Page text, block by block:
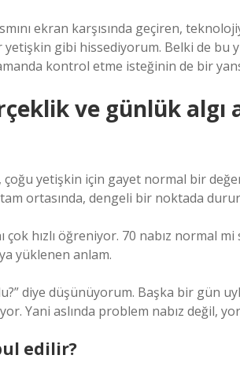
ekran karşısında geçiren,
gibi hissediyorum. Belki de bu
kontrol etme isteğinin de bir
ve günlük algı
çoğu yetişkin için gayet normal bir
tam ortasında, dengeli bir noktada
çok hızlı öğreniyor. 70 nabız normal
yüklenen anlam.
diye düşünüyorum. Başka bir gün
Yani aslında problem nabız değil,
edilir?